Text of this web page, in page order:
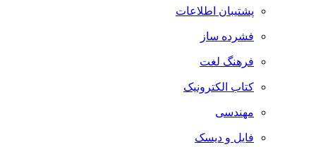
پشتیبان اطلاعات
فشرده ساز
فرهنگ لغت
کتاب الکترونیک
مهندسی
فایل و دیسک